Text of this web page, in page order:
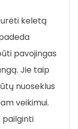
keletą
pavojingas
Jie taip
nuoseklus
veikimui.
pailginti